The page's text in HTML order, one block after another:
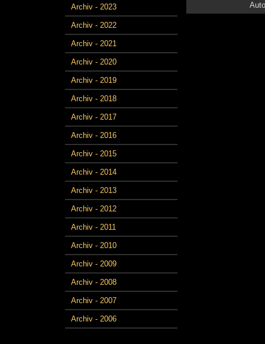
Archiv - 2023
Archiv - 2022
Archiv - 2021
Archiv - 2020
Archiv - 2019
Archiv - 2018
Archiv - 2017
Archiv - 2016
Archiv - 2015
Archiv - 2014
Archiv - 2013
Archiv - 2012
Archiv - 2011
Archiv - 2010
Archiv - 2009
Archiv - 2008
Archiv - 2007
Archiv - 2006